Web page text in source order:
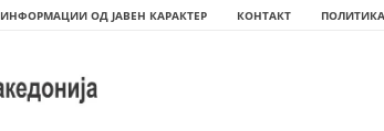
ИНФОРМАЦИИ ОД ЈАВЕН КАРАКТЕР КОНТАКТ